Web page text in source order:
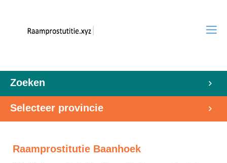
Zoeken
Selecteer provincie
Raamprostitutie Baanhoek